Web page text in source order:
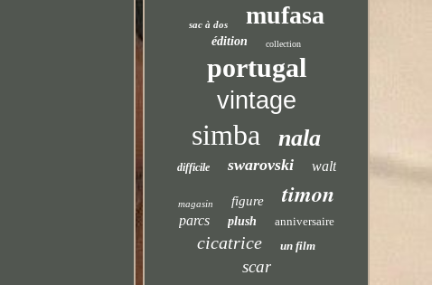
sac à dos mufasa
édition collection
portugal
vintage
simba nala
difficile swarovski walt
magasin figure timon
parcs plush anniversaire
cicatrice un film
scar